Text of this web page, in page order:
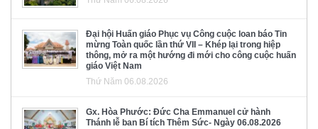
Đại hội Huấn giáo Phục vụ Công cuộc loan báo Tin
mừng Toàn quốc lần thứ VII – Khép lại trong hiệp
thông, mở ra một hướng đi mới cho công cuộc huấn
giáo Việt Nam
Thứ Năm 06.08.2026
Gx. Hòa Phước: Đức Cha Emmanuel cử hành
Thánh lễ ban Bí tích Thêm Sức- Ngày 06.08.2026